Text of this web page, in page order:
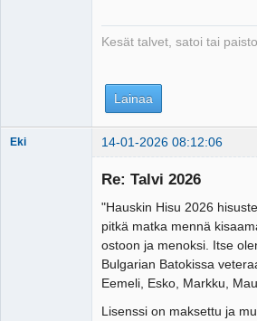
Kesät talvet, satoi tai
Lainaa
Eki 14-01-2026 08:12:06
Re: Talvi 2026
"Hauskin Hisu 2026
pitkä matka mennä
ostoon ja menoksi. Itse
Bulgarian Batokissa
Eemeli, Esko, Markku,
Lisenssi on maksettu ja